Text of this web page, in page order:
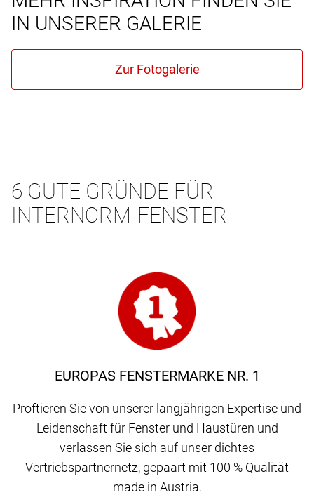
IN UNSERER GALERIE
6 GUTE GRÜNDE FÜR
INTERNORM-FENSTER
EUROPAS FENSTERMARKE NR. 1
Proftieren Sie von unserer langjährigen Expertise und
Leidenschaft für Fenster und Haustüren und
verlassen Sie sich auf unser dichtes
Vertriebspartnernetz, gepaart mit 100 % Qualität
made in Austria.